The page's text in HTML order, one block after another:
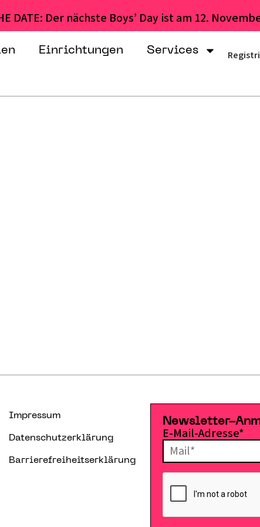
DATE: Der nächste Boys’ Day ist am 12.
Einrichtungen Services
Impressum
Datenschutzerklärung
Barrierefreiheitserklärung
Newsletter-
E-Mail-Adresse*